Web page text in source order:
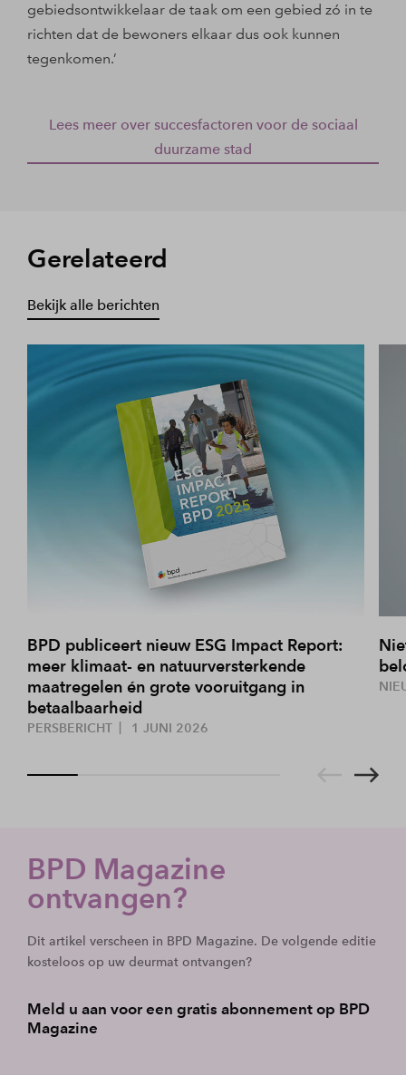
gebiedsontwikkelaar de taak om een gebied zó in te
richten dat de bewoners elkaar dus ook kunnen
tegenkomen.’
Lees meer over succesfactoren voor de sociaal
duurzame stad
Gerelateerd
Bekijk alle berichten
BPD publiceert nieuw ESG Impact Report:
meer klimaat- en natuurversterkende
maatregelen én grote vooruitgang in
betaalbaarheid
PERSBERICHT 1 JUNI 2026
BPD Magazine
ontvangen?
Dit artikel verscheen in BPD Magazine. De volgende editie
kosteloos op uw deurmat ontvangen?
Meld u aan voor een gratis abonnement op BPD
Magazine